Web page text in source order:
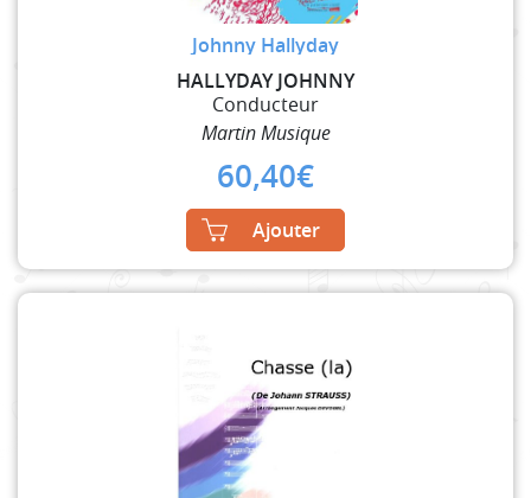
Johnny Hallyday
HALLYDAY JOHNNY
Conducteur
Martin Musique
60,40€
Ajouter